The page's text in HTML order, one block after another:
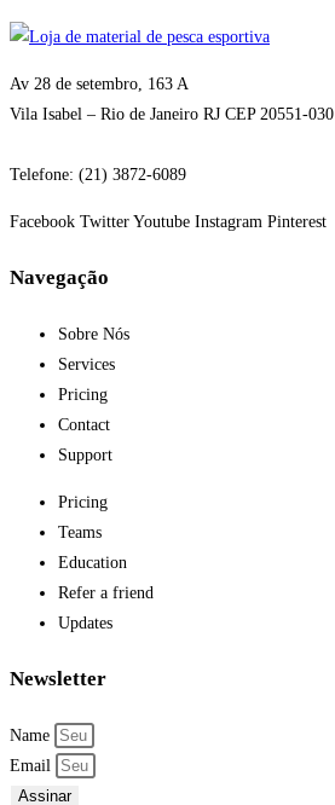
Av 28 de setembro, 163 A
Vila Isabel – Rio de Janeiro RJ CEP 20551-030
Telefone: (21) 3872-6089
Facebook Twitter Youtube Instagram Pinterest
Navegação
Sobre Nós
Services
Pricing
Contact
Support
Pricing
Teams
Education
Refer a friend
Updates
Newsletter
Name
Email
Assinar